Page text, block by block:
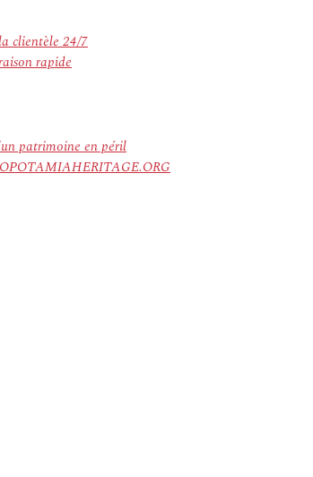
clientèle 24/7
rapide
patrimoine en péril